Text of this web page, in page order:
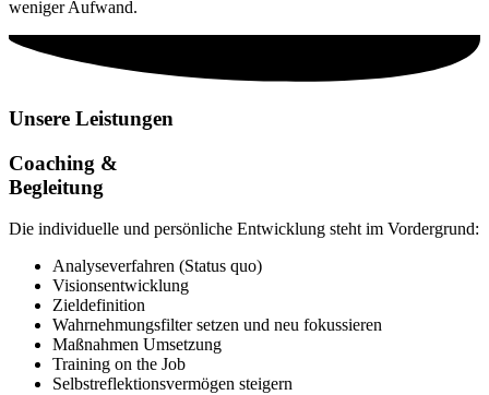
weniger Aufwand.
Unsere Leistungen
Coaching &
Begleitung
Die individuelle und persönliche Entwicklung steht im Vordergrund:
Analyseverfahren (Status quo)
Visionsentwicklung
Zieldefinition
Wahrnehmungsfilter setzen und neu fokussieren
Maßnahmen Umsetzung
Training on the Job
Selbstreflektionsvermögen steigern